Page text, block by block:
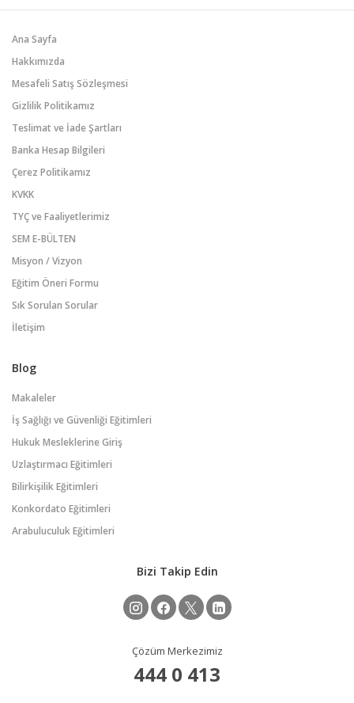
Ana Sayfa
Hakkımızda
Mesafeli Satış Sözleşmesi
Gizlilik Politikamız
Teslimat ve İade Şartları
Banka Hesap Bilgileri
Çerez Politikamız
KVKK
TYÇ ve Faaliyetlerimiz
SEM E-BÜLTEN
Misyon / Vizyon
Eğitim Öneri Formu
Sık Sorulan Sorular
İletişim
Blog
Makaleler
İş Sağlığı ve Güvenliği Eğitimleri
Hukuk Mesleklerine Giriş
Uzlaştırmacı Eğitimleri
Bilirkişilik Eğitimleri
Konkordato Eğitimleri
Arabuluculuk Eğitimleri
Bizi Takip Edin
Çözüm Merkezimiz
444 0 413